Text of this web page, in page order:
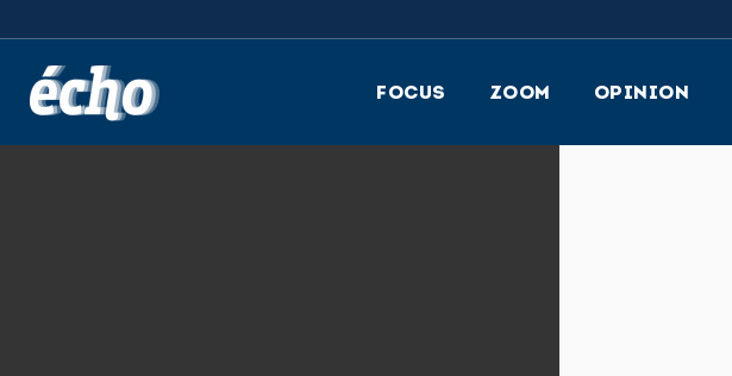
FOCUS ZOOM OPINION